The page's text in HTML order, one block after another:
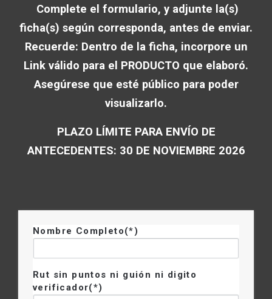
Complete el formulario, y adjunte la(s)
ficha(s) según corresponda, antes de enviar.
Recuerde: Dentro de la ficha, incorpore un
Link válido para el PRODUCTO que elaboró.
Asegúrese que esté público para poder
visualizarlo.
PLAZO LÍMITE PARA ENVÍO DE
ANTECEDENTES: 30 DE NOVIEMBRE 2026
Nombre Completo(*)
Rut sin puntos ni guión ni digito
verificador(*)